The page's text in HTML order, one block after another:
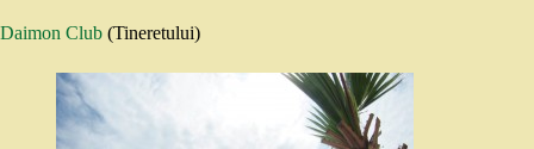
Daimon Club (Tineretului)